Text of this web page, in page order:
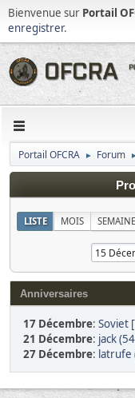
Bienvenue sur Portail
enregistrer.
Portail OFCRA ► Forum
LISTE MOIS SEMAINE
Anniversaires
17 Décembre: Soviet
21 Décembre: jack
27 Décembre: latrufe